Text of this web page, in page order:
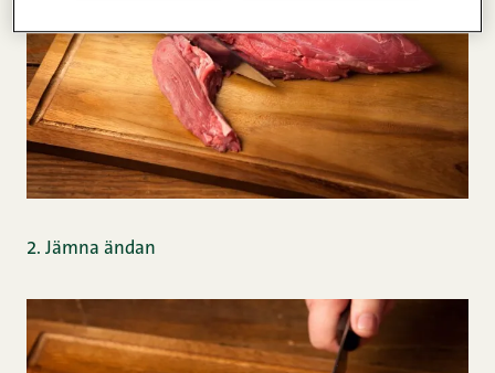
2. Jämna ändan